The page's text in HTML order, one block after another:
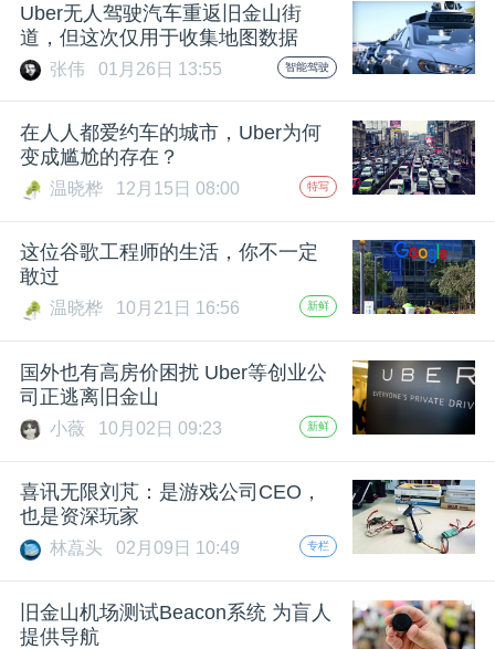
课
动
专
题
爱
搞
Uber无人驾驶汽车重返旧金山街
道，但这次仅用于收集地图数据
张伟 01月26日 13:55 智能驾驶
在人人都爱约车的城市，Uber为何
变成尴尬的存在？
温晓桦 12月15日 08:00 特写
这位谷歌工程师的生活，你不一定
敢过
温晓桦 10月21日 16:56 新鲜
国外也有高房价困扰 Uber等创业公
司正逃离旧金山
小薇 10月02日 09:23 新鲜
喜讯无限刘芃：是游戏公司CEO，
也是资深玩家
林藠头 02月09日 10:49 专栏
旧金山机场测试Beacon系统 为盲人
提供导航